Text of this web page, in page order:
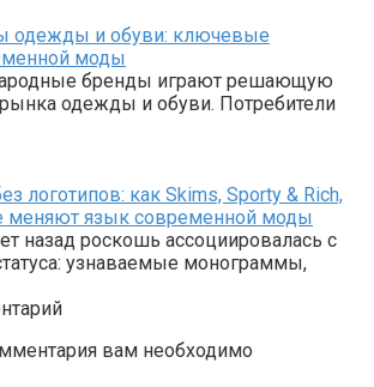
одежды и обуви: ключевые
моды
бренды играют решающую
одежды и обуви. Потребители
логотипов: как Skims, Sporty & Rich,
меняют язык современной моды
назад роскошь ассоциировалась с
узнаваемые монограммы,
вам необходимо